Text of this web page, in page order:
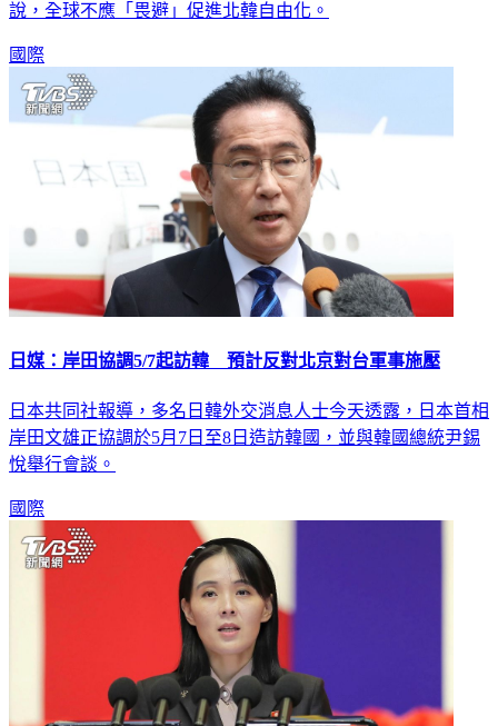
說，全球不應「畏避」促進北韓自由化。
國際
日媒：岸田協調5/7起訪韓 預計反對北京對台軍事施壓
日本共同社報導，多名日韓外交消息人士今天透露，日本首相
岸田文雄正協調於5月7日至8日造訪韓國，並與韓國總統尹錫
悅舉行會談。
國際